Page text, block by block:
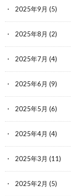
2025年9月 (5)
2025年8月 (2)
2025年7月 (4)
2025年6月 (9)
2025年5月 (6)
2025年4月 (4)
2025年3月 (11)
2025年2月 (5)